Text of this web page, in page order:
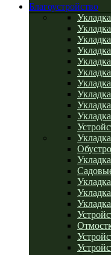
Благоустройство